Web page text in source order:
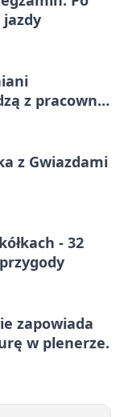
jazdy
z pracowni
z Gwiazdami
- 32
zapowiada
w plenerze.